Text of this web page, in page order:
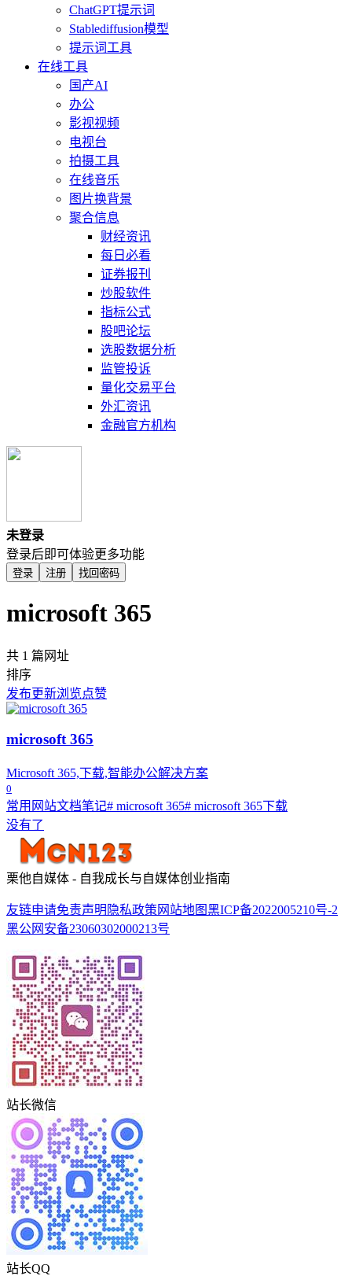
ChatGPT提示词
Stablediffusion模型
提示词工具
在线工具
国产AI
办公
影视视频
电视台
拍摄工具
在线音乐
图片换背景
聚合信息
财经资讯
每日必看
证券报刊
炒股软件
指标公式
股吧论坛
选股数据分析
监管投诉
量化交易平台
外汇资讯
金融官方机构
未登录
登录后即可体验更多功能
登录 注册 找回密码
microsoft 365
共 1 篇网址
排序
发布更新浏览点赞
microsoft 365
Microsoft 365,下载,智能办公解决方案
0
常用网站文档笔记# microsoft 365# microsoft 365下载
没有了
栗他自媒体 - 自我成长与自媒体创业指南
友链申请免责声明 隐私政策 网站地图黑ICP备2022005210号-2
黑公网安备23060302000213号
站长微信
站长QQ